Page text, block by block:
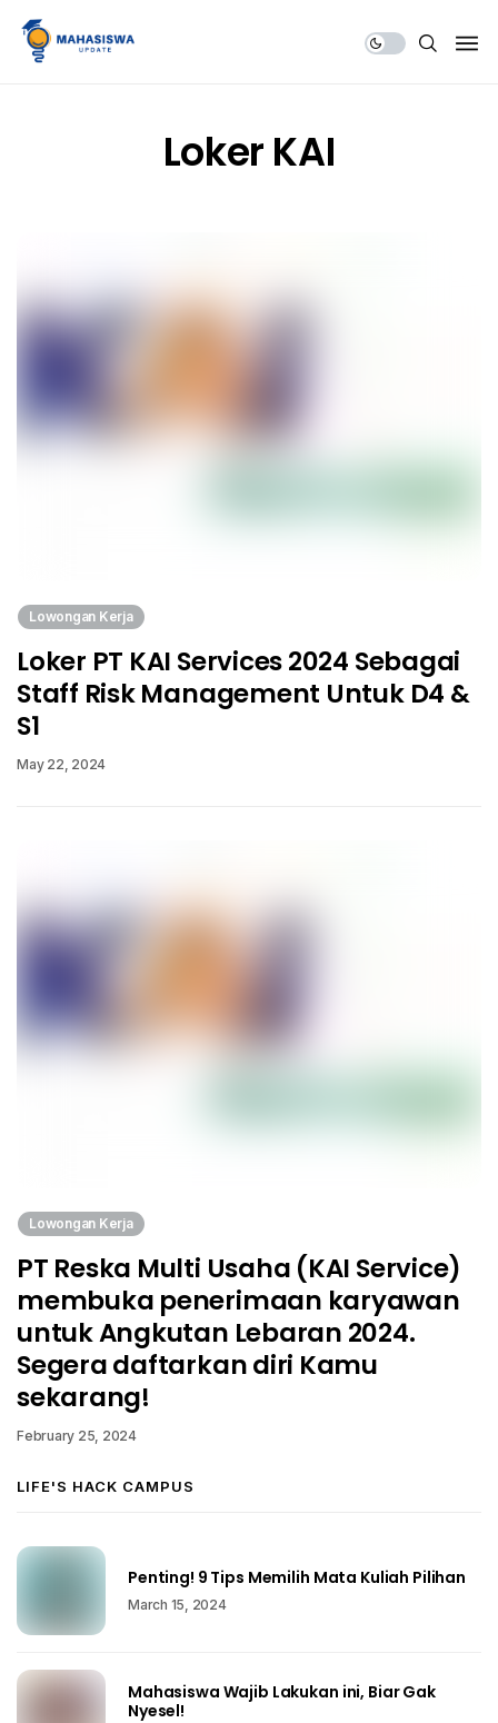
Loker KAI
Lowongan Kerja
Loker PT KAI Services 2024 Sebagai
Staff Risk Management Untuk D4 &
S1
May 22, 2024
Lowongan Kerja
PT Reska Multi Usaha (KAI Service)
membuka penerimaan karyawan
untuk Angkutan Lebaran 2024.
Segera daftarkan diri Kamu
sekarang!
February 25, 2024
LIFE'S HACK CAMPUS
Penting! 9 Tips Memilih Mata Kuliah Pilihan
March 15, 2024
Mahasiswa Wajib Lakukan ini, Biar Gak
Nyesel!